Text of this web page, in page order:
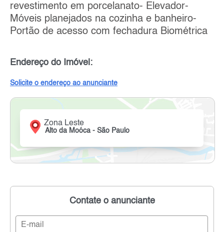
revestimento em porcelanato- Elevador-
Móveis planejados na cozinha e banheiro-
Portão de acesso com fechadura Biométrica
Endereço do Imóvel:
Solicite o endereço ao anunciante
Zona Leste
Alto da Moóca - São Paulo
Contate o anunciante